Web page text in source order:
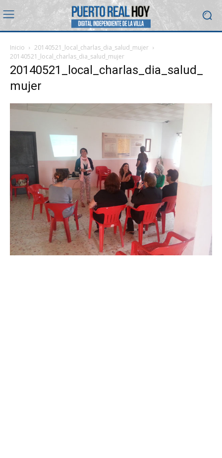
Inicio
20140521_local_charlas_dia_salud_mujer
20140521_local_charlas_dia_salud_mujer
20140521_local_charlas_dia_salud_
mujer